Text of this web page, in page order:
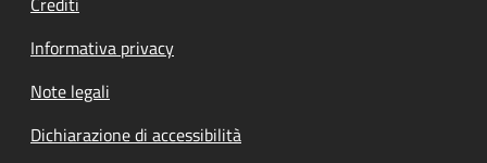
Informativa privacy
Note legali
Dichiarazione di accessibilità